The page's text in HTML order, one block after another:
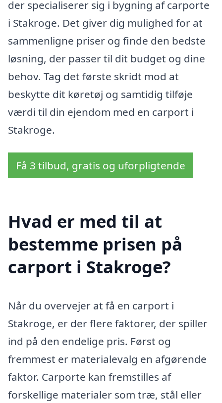
der specialiserer sig i bygning af carporte
i Stakroge. Det giver dig mulighed for at
sammenligne priser og finde den bedste
løsning, der passer til dit budget og dine
behov. Tag det første skridt mod at
beskytte dit køretøj og samtidig tilføje
værdi til din ejendom med en carport i
Stakroge.
Få 3 tilbud, gratis og uforpligtende
Hvad er med til at
bestemme prisen på
carport i Stakroge?
Når du overvejer at få en carport i
Stakroge, er der flere faktorer, der spiller
ind på den endelige pris. Først og
fremmest er materialevalg en afgørende
faktor. Carporte kan fremstilles af
forskellige materialer som træ, stål eller